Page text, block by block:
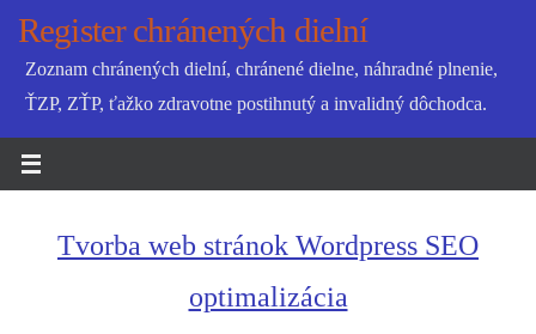
SkipRegister chránených dielní
Zoznam chránených dielní, chránené dielne, náhradné plnenie,
ŤZP, ZŤP, ťažko zdravotne postihnutý a invalidný dôchodca.
Tvorba web stránok Wordpress SEO
optimalizácia